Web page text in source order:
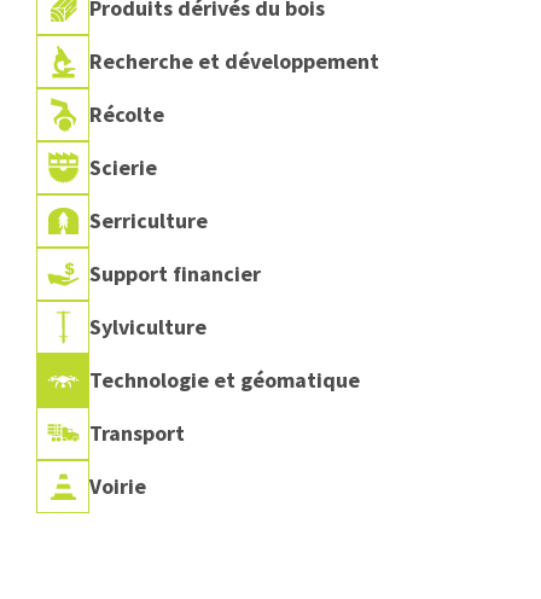
Produits dérivés du bois
Recherche et développement
Récolte
Scierie
Serriculture
Support financier
Sylviculture
Technologie et géomatique
Transport
Voirie